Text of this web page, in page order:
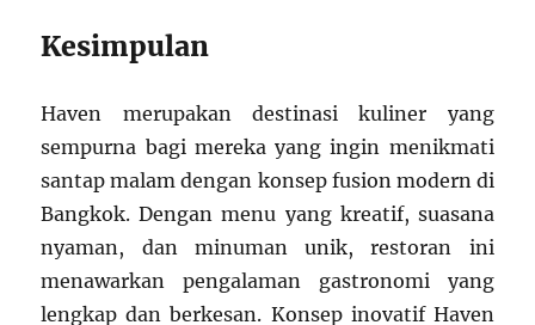
Kesimpulan
Haven merupakan destinasi kuliner yang
sempurna bagi mereka yang ingin menikmati
santap malam dengan konsep fusion modern di
Bangkok. Dengan menu yang kreatif, suasana
nyaman, dan minuman unik, restoran ini
menawarkan pengalaman gastronomi yang
lengkap dan berkesan. Konsep inovatif Haven